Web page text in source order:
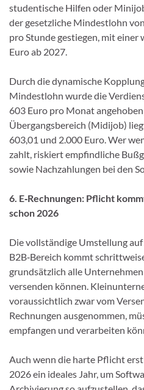
studentische Hilfen oder
der gesetzliche Mindestlohn
pro Stunde gestiegen, mit
Euro ab 2027.
Durch die dynamische
Mindestlohn wurde die
603 Euro pro Monat
Übergangsbereich (Midijob)
603,01 und 2.000 Euro. Wer
zahlt, riskiert empfindliche
sowie Nachzahlungen bei den
6. E‑Rechnungen: Pflicht
schon 2026
Die vollständige Umstellung auf
B2B‑Bereich kommt
grundsätzlich alle
versenden können.
voraussichtlich zwar vom
Rechnungen ausgenommen,
empfangen und verarbeiten
Auch wenn die harte Pflicht
2026 ein ideales Jahr, um